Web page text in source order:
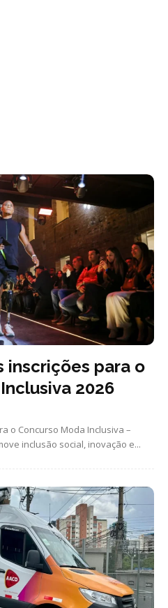
inscrições para o
2026
o Concurso Moda Inclusiva –
inclusão social, inovação e...